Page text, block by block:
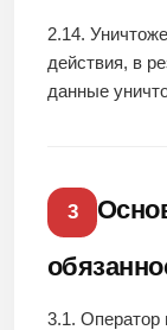
2.14.
действия, в
данные
3
3.1. Оператор